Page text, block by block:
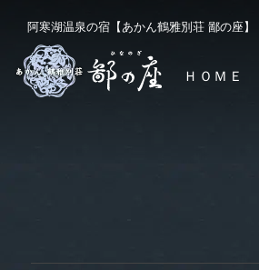
ＨＯＭＥ
阿寒湖温泉の宿【あかん鶴雅別荘 鄙の座】